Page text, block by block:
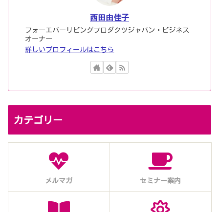
西田由佳子
フォーエバーリビングプロダクツジャパン・ビジネス
オーナー
詳しいプロフィールはこちら
カテゴリー
メルマガ セミナー案内